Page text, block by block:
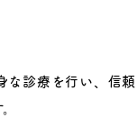
診療を行い、信